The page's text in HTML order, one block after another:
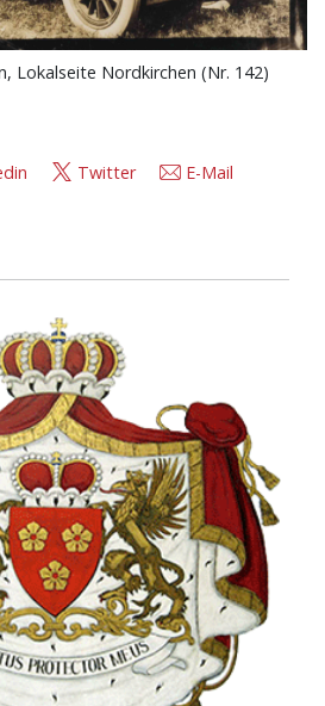
Lokalseite Nordkirchen (Nr. 142)
Twitter E-Mail